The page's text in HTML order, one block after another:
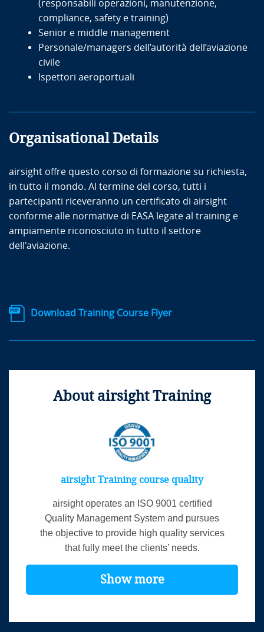
(responsabili operazioni, manutenzione,
compliance, safety e training)
Senior e middle management
Personale/managers dell’autorità dell’aviazione
civile
Ispettori aeroportuali
Organisational Details
airsight offre questo corso di formazione su richiesta,
in tutto il mondo. Al termine del corso, tutti i
partecipanti riceveranno un certificato di airsight
conforme alle normative di EASA legate al training e
ampiamente riconosciuto in tutto il settore
dell'aviazione.
Download Training Course Flyer
About airsight Training
airsight Training course quality
airsight operates an ISO 9001 certified
Quality Management System and pursues
the objective to provide high quality services
that fully meet the clients’ needs.
Show more